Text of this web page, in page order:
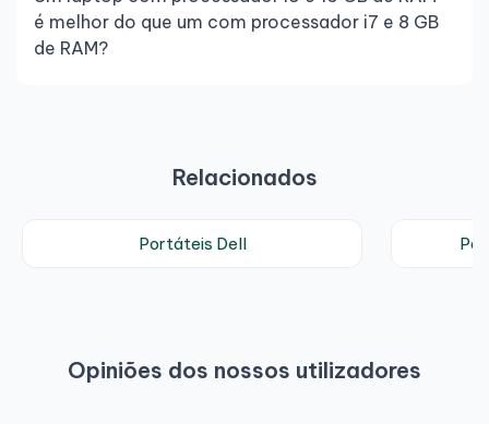
é melhor do que um com processador i7 e 8 GB
de RAM?
Relacionados
Portáteis Dell
Opiniões dos nossos utilizadores